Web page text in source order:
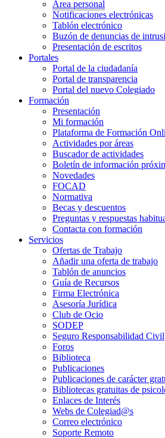
Área personal
Notificaciones electrónicas
Tablón electrónico
Buzón de denuncias de
Presentación de escritos
Portales
Portal de la ciudadanía
Portal de transparencia
Portal del nuevo Colegiado
Formación
Presentación
Mi formación
Plataforma de Formación
Actividades por áreas
Buscador de actividades
Boletín de información
Novedades
FOCAD
Normativa
Becas y descuentos
Preguntas y respuestas
Contacta con formación
Servicios
Ofertas de Trabajo
Añadir una oferta de trabajo
Tablón de anuncios
Guía de Recursos
Firma Electrónica
Asesoría Jurídica
Club de Ocio
SODEP
Seguro Responsabilidad Civil
Foros
Biblioteca
Publicaciones
Publicaciones de carácter
Bibliotecas gratuitas de
Enlaces de Interés
Webs de Colegiad@s
Correo electrónico
Soporte Remoto